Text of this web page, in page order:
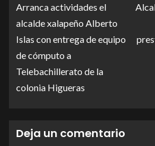
Arranca actividades el
alcalde xalapeño Alberto
Islas con entrega de equipo
de cómputo a
Telebachillerato de la
colonia Higueras
Deja un comentario